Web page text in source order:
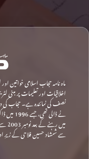
ماہ نامہ حجاب اسلامی خواتین
اخلاقیات اور تعلیمات پر
نے
سے شمشاد حسین فلاحی کے زیرِ